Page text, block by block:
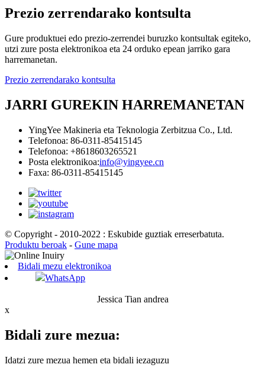
Prezio zerrendarako kontsulta
Gure produktuei edo prezio-zerrendei buruzko kontsultak egiteko,
utzi zure posta elektronikoa eta 24 orduko epean jarriko gara
harremanetan.
Prezio zerrendarako kontsulta
JARRI GUREKIN HARREMANETAN
YingYee Makineria eta Teknologia Zerbitzua Co., Ltd.
Telefonoa: 86-0311-85415145
Telefonoa: +8618603265521
Posta elektronikoa:info@yingyee.cn
Faxa: 86-0311-85415145
© Copyright - 2010-2022 : Eskubide guztiak erreserbatuta.
Produktu beroak - Gune mapa
Bidali mezu elektronikoa
WhatsApp
Jessica Tian andrea
x
Bidali zure mezua:
Idatzi zure mezua hemen eta bidali iezaguzu